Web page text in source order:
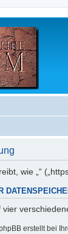
wie „“
erstellt bei